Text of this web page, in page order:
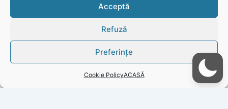
Acceptă
Refuză
Preferințe
Cookie PolicyACASĂ